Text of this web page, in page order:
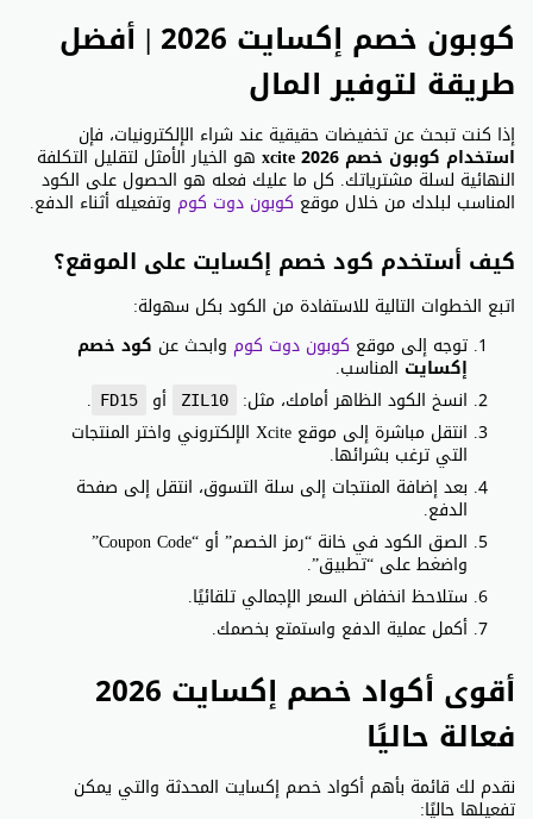
كوبون خصم إكسايت 2026 | أفضل
طريقة لتوفير المال
إذا كنت تبحث عن تخفيضات حقيقية عند شراء الإلكترونيات، فإن
استخدام كوبون خصم xcite 2026 هو الخيار الأمثل لتقليل التكلفة
النهائية لسلة مشترياتك. كل ما عليك فعله هو الحصول على الكود
المناسب لبلدك من خلال موقع كوبون دوت كوم وتفعيله أثناء الدفع.
كيف أستخدم كود خصم إكسايت على الموقع؟
اتبع الخطوات التالية للاستفادة من الكود بكل سهولة:
توجه إلى موقع كوبون دوت كوم وابحث عن كود خصم
إكسايت المناسب.
انسخ الكود الظاهر أمامك، مثل:
ZIL10 أو FD15
.
انتقل مباشرة إلى موقع Xcite الإلكتروني واختر المنتجات
التي ترغب بشرائها.
بعد إضافة المنتجات إلى سلة التسوق، انتقل إلى صفحة
الدفع.
الصق الكود في خانة “رمز الخصم” أو “Coupon Code”
واضغط على “تطبيق”.
ستلاحظ انخفاض السعر الإجمالي تلقائيًا.
أكمل عملية الدفع واستمتع بخصمك.
أقوى أكواد خصم إكسايت 2026
فعالة حاليًا
نقدم لك قائمة بأهم أكواد خصم إكسايت المحدثة والتي يمكن
تفعيلها حاليًا: